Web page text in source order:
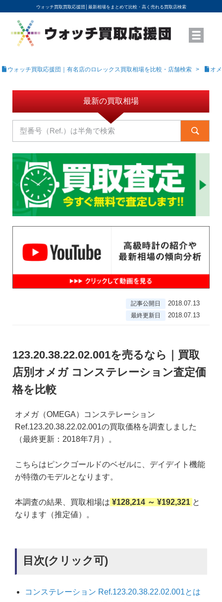
ウォッチ買取買取応援団│ 最新相場をまとめて比較・高く売れる買取店検索
YouTubeで動画を公開中
ROLEXモデル名から買取相場を調べる
高級時計ブランド名から買取相場を調べる
地域から買取店を探す
店舗名から買取店を探す
ブランド時計を高く売る方法
買取査定を依頼する
ウォッチ買取応援団｜有名店のロレックス買取相場を比較・店舗検索 オ
最新の買取相場
記事公開日 2018.07.13
最終更新日 2018.07.13
123.20.38.22.02.001を売るなら｜買取
店別オメガ コンステレーション査定価
格を比較
オメガ（OMEGA）コンステレーション
Ref.123.20.38.22.02.001の買取価格を調査しました
（最終更新：2018年7月）。
こちらはピンクゴールドのベゼルに、デイデイト機能
が特徴のモデルとなります。
本調査の結果、買取相場は ¥128,214 ～ ¥192,321 と
なります（推定値）。
目次(クリック可)
コンステレーション Ref.123.20.38.22.02.001とは